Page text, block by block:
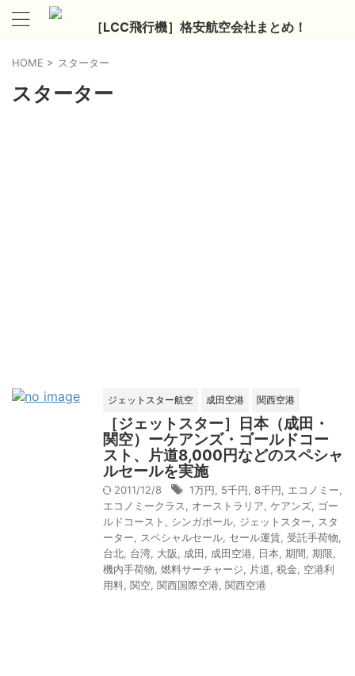
［LCC飛行機］格安航空会社まとめ！
HOME > スターター
スターター
ジェットスター航空 成田空港 関西空港
［ジェットスター］日本（成田・
関空）ーケアンズ・ゴールドコー
スト、片道8,000円などのスペシャ
ルセールを実施
2011/12/8 1万円 5千円 8千円 エコノミー
エコノミークラス
オーストラリア ケアンズ
ゴー
ルドコースト
シンガポール ジェットスター
スタ
ーター
スペシャルセール セール運賃 受託手荷物
台北 台湾 大阪 成田 成田空港 日本 期間 期限
機内手荷物 燃料サーチャージ 片道 税金
空港利
用料 関空 関西国際空港 関西空港